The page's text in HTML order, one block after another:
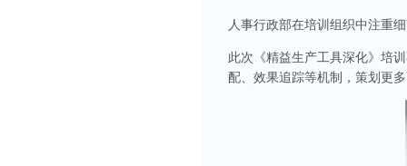
人事行政部在培训组织中注重
此次《精益生产工具深化》培
配、效果追踪等机制，策划更